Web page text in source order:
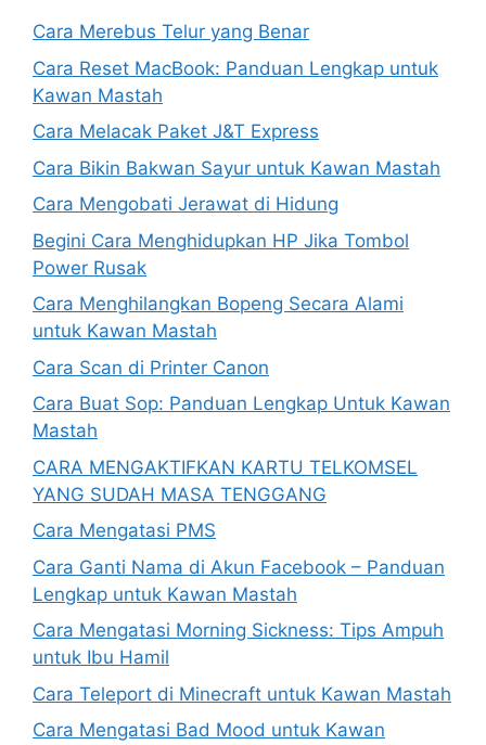
Cara Merebus Telur yang Benar
Cara Reset MacBook: Panduan Lengkap untuk
Kawan Mastah
Cara Melacak Paket J&T Express
Cara Bikin Bakwan Sayur untuk Kawan Mastah
Cara Mengobati Jerawat di Hidung
Begini Cara Menghidupkan HP Jika Tombol
Power Rusak
Cara Menghilangkan Bopeng Secara Alami
untuk Kawan Mastah
Cara Scan di Printer Canon
Cara Buat Sop: Panduan Lengkap Untuk Kawan
Mastah
CARA MENGAKTIFKAN KARTU TELKOMSEL
YANG SUDAH MASA TENGGANG
Cara Mengatasi PMS
Cara Ganti Nama di Akun Facebook – Panduan
Lengkap untuk Kawan Mastah
Cara Mengatasi Morning Sickness: Tips Ampuh
untuk Ibu Hamil
Cara Teleport di Minecraft untuk Kawan Mastah
Cara Mengatasi Bad Mood untuk Kawan